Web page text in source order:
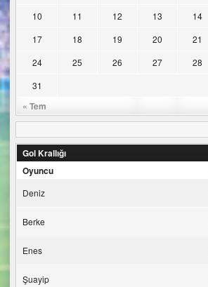
« Tem
10 11 12 13 14
17
18 19 20 21
24
25 26 27 28
31
Gol Krallığı
Oyuncu
Deniz
Berke
Enes
Şuayip